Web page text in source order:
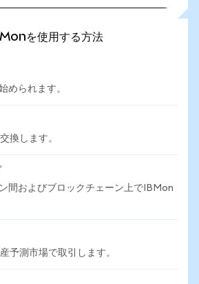
を使用する方法
められます。
換します。
間およびブロックチェーン上でIBMon
予測市場で取引します。